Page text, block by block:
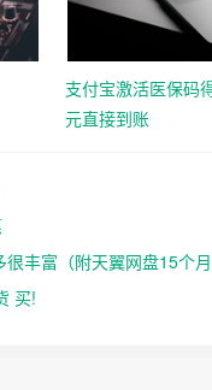
支付宝激活医保码
元直接到账
很丰富（附天翼网盘15个
买!